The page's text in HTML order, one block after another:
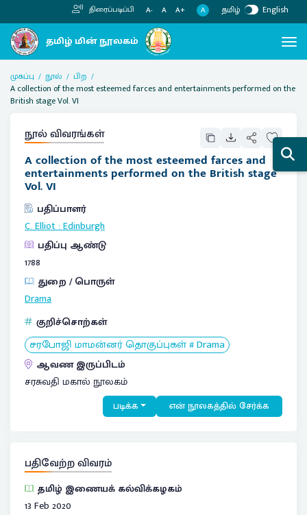
திரைப்படிப்பி A- A A+ A தமிழ் English
முகப்பு நூல்
பிற
A collection of the most esteemed farces and entertainments performed on the
British stage Vol. VI
நூல் விவரங்கள்
A collection of the most esteemed farces and
entertainments performed on the British stage
Vol. VI
பதிப்பாளர்
C. Elliot:Edinburgh
பதிப்பு ஆண்டு
1788
துறை / பொருள்
Drama
குறிச்சொற்கள்
சரபோஜி மாமன்னர் தொகுப்புகள் # Drama
ஆவண இருப்பிடம்
சரசுவதி மகால் நூலகம்
படிக்க என் நூலகத்தில் சேர்க்க
பதிவேற்ற விவரம்
தமிழ் இணையக் கல்விக்கழகம்
13 Feb 2020